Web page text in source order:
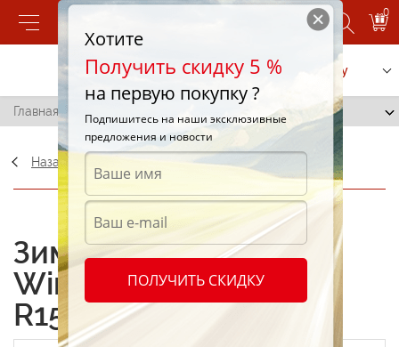
0
Позвонить Заказать услугу
Главная / Nexen Winguard SUV 255/70 R15 108T
Назад
ОФИЦИАЛЬНЫЙ ДИЛЕР
Зимние шины Nexen
Winguard SUV 255/70
R15 108T
Хотите
Получить скидку 5 %
на первую покупку ?
Подпишитесь на наши эксклюзивные
предложения и новости
ПОЛУЧИТЬ СКИДКУ